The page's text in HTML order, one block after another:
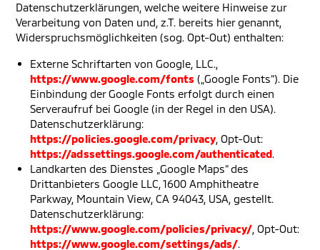
Datenschutzerklärungen, welche weitere Hinweise zur
Verarbeitung von Daten und, z.T. bereits hier genannt,
Widerspruchsmöglichkeiten (sog. Opt-Out) enthalten:
Externe Schriftarten von Google, LLC.,
https://www.google.com/fonts („Google Fonts“). Die
Einbindung der Google Fonts erfolgt durch einen
Serveraufruf bei Google (in der Regel in den USA).
Datenschutzerklärung:
https://policies.google.com/privacy, Opt-Out:
https://adssettings.google.com/authenticated.
Landkarten des Dienstes „Google Maps“ des
Drittanbieters Google LLC, 1600 Amphitheatre
Parkway, Mountain View, CA 94043, USA, gestellt.
Datenschutzerklärung:
https://www.google.com/policies/privacy/, Opt-Out:
https://www.google.com/settings/ads/.